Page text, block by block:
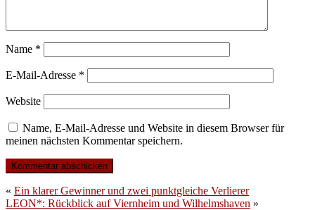
Name *
E-Mail-Adresse *
Website
Name, E-Mail-Adresse und Website in diesem Browser für
meinen nächsten Kommentar speichern.
« Ein klarer Gewinner und zwei punktgleiche Verlierer
LEON*: Rückblick auf Viernheim und Wilhelmshaven »